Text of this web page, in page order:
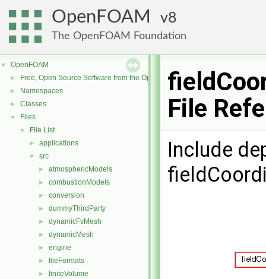
OpenFOAM 8
The OpenFOAM Foundation
▼ OpenFOAM
► Free, Open Source Software from the OpenFOAM Foundation
► Namespaces
► Classes
▼ Files
▼ File List
► applications
▼ src
► atmosphericModels
► combustionModels
► conversion
► dummyThirdParty
► dynamicFvMesh
► dynamicMesh
► engine
► fileFormats
► finiteVolume
File
Include